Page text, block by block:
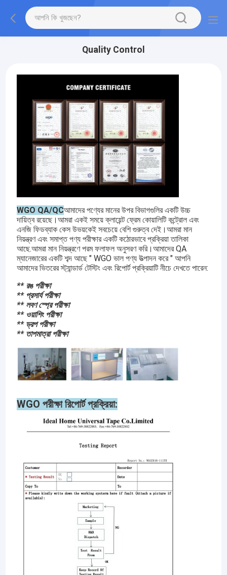
Quality Control
WGO QA/QCআমাদের পণ্যের মানের উপর বিভাগগুলির একটি উচ্চ
দায়িত্ব রয়েছে।আমরা একই সময়ে ক্লায়েন্ট ফ্রেম কোয়ালিটি কন্ট্রোল এবং
এনজি ফিডব্যাক কেস উভয়কেই সবচেয়ে বেশি গুরুত্ব দেই।আমরা মান
নিয়ন্ত্রণ এবং সমাপ্ত পণ্য পরীক্ষার একটি কঠোরভাবে প্রক্রিয়া তালিকা
আছে.আমরা মান নিয়ন্ত্রণে পরম ফলাফল অনুসরণ করি।আমাদের QA
ম্যানেজারের একটি শব্দ আছে " WGO ভাল পণ্য উত্পাদন করে " আপনি
আমাদের ভিতরের স্ট্যান্ডার্ড টেস্টিং এবং রিপোর্ট প্রক্রিয়াটি নীচে দেখতে পারেন:
** রঙ পরীক্ষা
** প্রসার্য পরীক্ষা
** লবণ স্প্রে পরীক্ষা
** ওয়াশিং পরীক্ষা
** ড্রপ পরীক্ষা
** তাপমাত্রা পরীক্ষা
WGO পরীক্ষা রিপোর্ট প্রক্রিয়া: